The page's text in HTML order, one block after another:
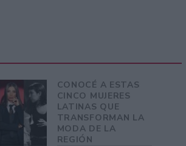
CONOCÉ A ESTAS
CINCO MUJERES
LATINAS QUE
TRANSFORMAN LA
MODA DE LA
REGIÓN